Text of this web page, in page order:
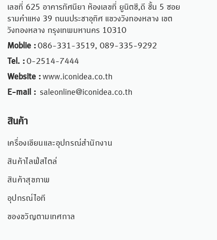
เลขที่ 625 อาคารทัศนียา ห้องเลขที่ ยูนิตซี,ดี ชั้น 5 ซอย
รามคำแหง 39 ถนนประชาอุทิศ แขวงวังทองหลาง เขต
วังทองหลาง กรุงเทพมหานคร 10310
Moblie :086-331-3519, 089-335-9292
Tel. :0-2514-7444
Website :www.iconidea.co.th
E-mail : saleonline@iconidea.co.th
สินค้า
เครื่องเขียนและอุปกรณ์สำนักงาน
สินค้าไลฟ์สไตล์
สินค้าสุขภาพ
อุปกรณ์ไอที
ของขวัญตามเทศกาล